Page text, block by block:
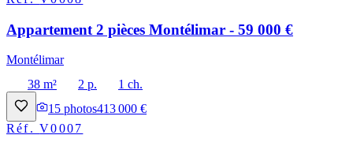
Appartement 2 pièces Montélimar - 59 000 €
Montélimar
38 m²
2 p.
1 ch.
15 photos413 000 €
Réf.V0007